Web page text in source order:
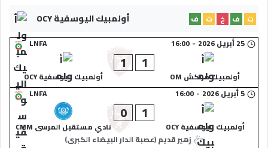
أولمبيك اليوسفية OCY ت ف خ ت
ف
LNFA
25 أبريل 2026 -
16:00
أولمبيك مراكش OM
1
1
أولمبيك اليوسفية OCY
LNFA
5 أبريل 2026 -
16:00
أولمبيك اليوسفية OCY
1
0
نادي مستقبل المرسى CMM
زهير قديم (عصبة الدار البيضاء الكبرى)